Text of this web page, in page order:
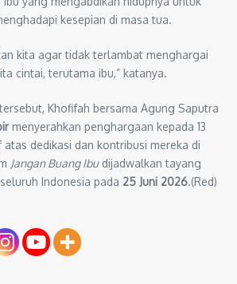
kesepian di masa tua.
kita agar tidak terlambat menghargai
cintai, terutama ibu,” katanya.
Khofifah bersama Agung Saputra
menyerahkan penghargaan kepada 13
dedikasi dan kontribusi mereka di
Jangan Buang Ibudijadwalkan tayang
Indonesia pada 25 Juni 2026.(Red)